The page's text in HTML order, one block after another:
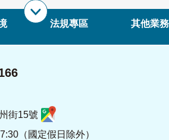
法規專區 其他業務
街15號
（國定假日除外）